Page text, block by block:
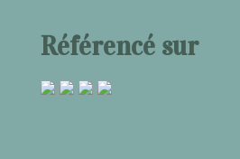
Référencé sur